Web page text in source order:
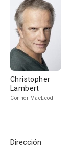
Christopher
Lambert
Connor MacLeod
Dirección